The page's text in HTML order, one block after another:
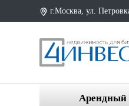
г.Москва, ул.
Арендный